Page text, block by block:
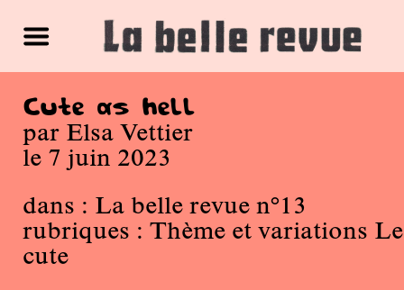
Cute as hell
par Elsa Vettier
le 7 juin 2023
dans : La belle revue n°13
rubriques : Thème et variations Le
cute